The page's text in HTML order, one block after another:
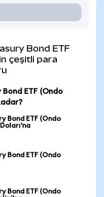
Bond ETF
çeşitli para
ETF (Ondo
Bond ETF (Ondo
Bond ETF (Ondo
Bond ETF (Ondo